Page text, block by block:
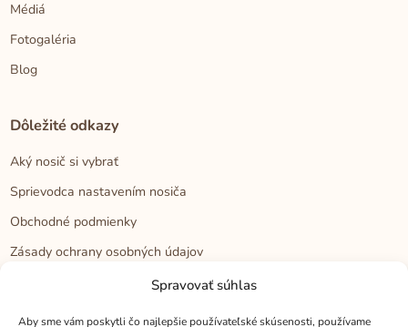
Spravovať súhlas
Aby sme vám poskytli čo najlepšie používateľské skúsenosti, používame
Médiá
Fotogaléria
Blog
Dôležité odkazy
Aký nosič si vybrať
Sprievodca nastavením nosiča
Obchodné podmienky
Zásady ochrany osobných údajov